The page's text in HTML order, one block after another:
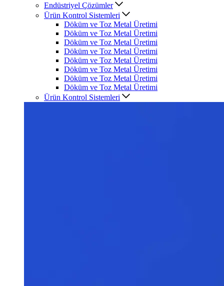
Endüstriyel Çözümler
Ürün Kontrol Sistemleri
Döküm ve Toz Metal Üretimi
Döküm ve Toz Metal Üretimi
Döküm ve Toz Metal Üretimi
Döküm ve Toz Metal Üretimi
Döküm ve Toz Metal Üretimi
Döküm ve Toz Metal Üretimi
Döküm ve Toz Metal Üretimi
Döküm ve Toz Metal Üretimi
Ürün Kontrol Sistemleri